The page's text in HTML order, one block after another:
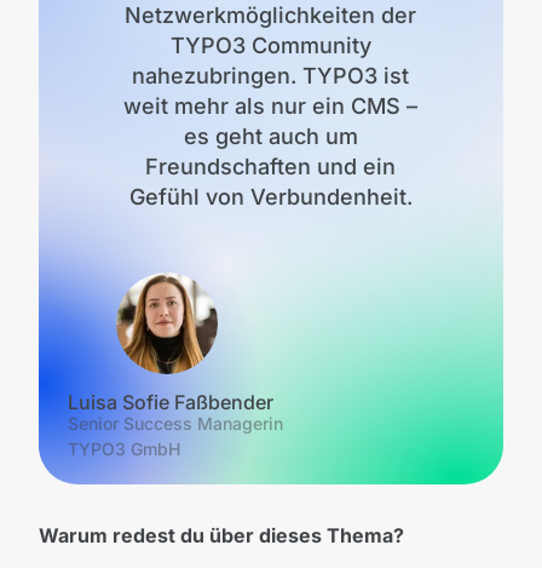
Netzwerkmöglichkeiten der
TYPO3 Community
nahezubringen. TYPO3 ist
weit mehr als nur ein CMS –
es geht auch um
Freundschaften und ein
Gefühl von Verbundenheit.
Luisa Sofie Faßbender
Senior Success Managerin
TYPO3 GmbH
Warum redest du über dieses Thema?